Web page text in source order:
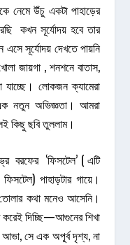
নেমে উঁচু একটা পাহাড়ের
কখন সূর্যোদয় হবে তার
সূর্যোদয় দেখতে পায়নি
জায়গা , শনশনে বাতাস,
যাচ্ছে। লোকজন ক্যামেরা
নতুন অভিজ্ঞতা। আমরা
কিছু ছবি তুললাম।
বরফের ‘ফিসটেল’ ( এটি
পাহাড়টার গায়ে।
কথা মনেও আসেনি।
দিচ্ছি—আগুনের শিখা
সে এক অপূ্র্ব দৃশ্য, না